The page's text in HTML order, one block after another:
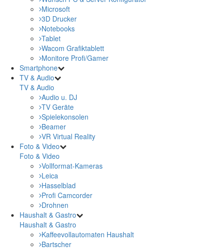
Microsoft
3D Drucker
Notebooks
Tablet
Wacom Grafiktablett
Monitore Profi/Gamer
Smartphone
TV & Audio
TV & Audio
Audio u. DJ
TV Geräte
Spielekonsolen
Beamer
VR Virtual Reality
Foto & Video
Foto & Video
Vollformat-Kameras
Leica
Hasselblad
Profi Camcorder
Drohnen
Haushalt & Gastro
Haushalt & Gastro
Kaffeevollautomaten Haushalt
Bartscher